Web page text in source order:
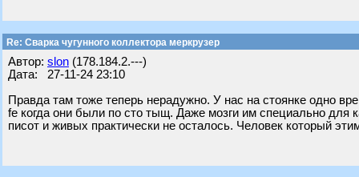
Re: Сварка чугунного коллектора меркрузер
Автор: slon (178.184.2.---)
Дата: 27-11-24 23:10
Правда там тоже теперь нерадужно. У нас на стоянке одно
fe когда они были по сто тыщ. Даже мозги им специально для
писот и живых практически не осталось. Человек который